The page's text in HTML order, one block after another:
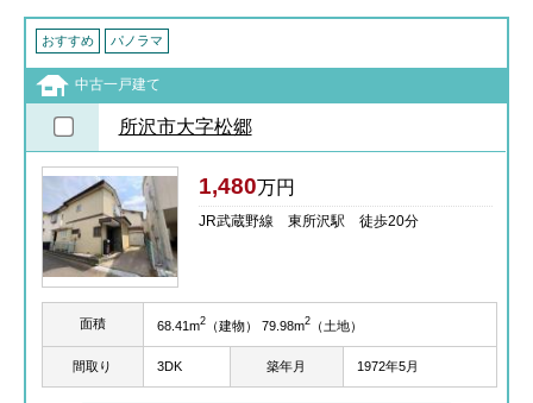
おすすめ パノラマ
中古一戸建て
所沢市大字松郷
1,480万円
JR武蔵野線 東所沢駅 徒歩20分
面積 68.41m2（建物） 79.98m2（土地）
間取り 3DK 築年月 1972年5月